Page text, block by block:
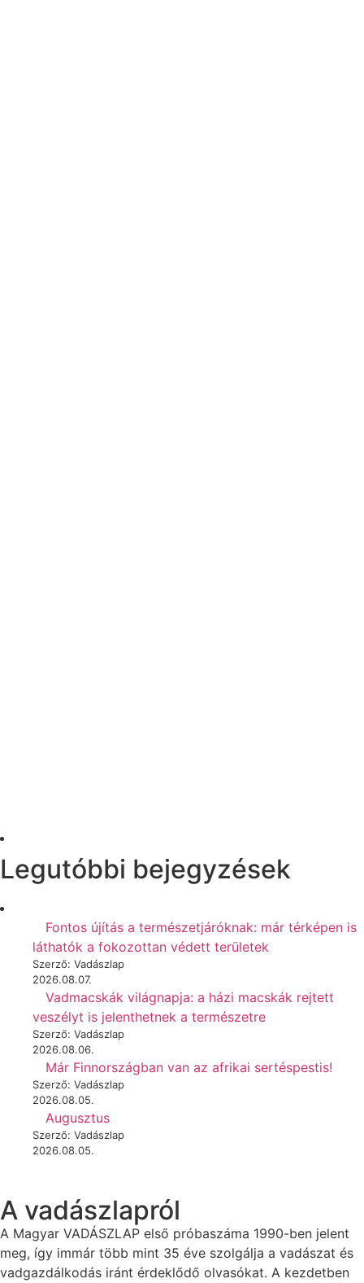
Legutóbbi bejegyzések
Fontos újítás a természetjáróknak: már térképen is
láthatók a fokozottan védett területek
Szerző: Vadászlap
2026.08.07.
Vadmacskák világnapja: a házi macskák rejtett
veszélyt is jelenthetnek a természetre
Szerző: Vadászlap
2026.08.06.
Már Finnországban van az afrikai sertéspestis!
Szerző: Vadászlap
2026.08.05.
Augusztus
Szerző: Vadászlap
2026.08.05.
A vadászlapról
A Magyar VADÁSZLAP első próbaszáma 1990-ben jelent
meg, így immár több mint 35 éve szolgálja a vadászat és
vadgazdálkodás iránt érdeklődő olvasókat. A kezdetben